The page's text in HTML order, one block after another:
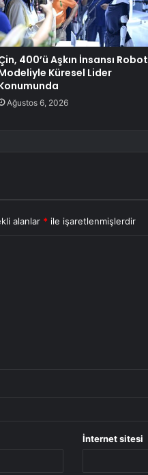
400’ü Aşkın İnsansı Robot
Küresel Lider
Ağustos 6, 2026
alanlar * ile işaretlenmişlerdir
İnternet sitesi